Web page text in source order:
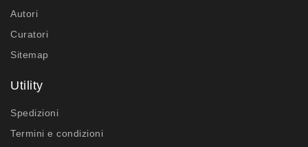
Autori
Curatori
Sitemap
Utility
Spedizioni
Termini e condizioni